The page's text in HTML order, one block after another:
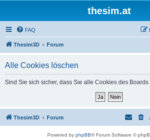
thesim.at
FAQ
Thesim3D Forum
Alle Cookies löschen
Sind Sie sich sicher, dass Sie alle Cookies des
Thesim3D Forum
Powered by phpBB® Forum Software ©